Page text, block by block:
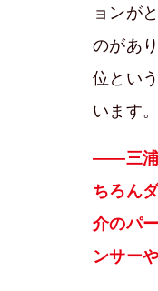
ョンが
のがあ
位とい
います
――三浦
ちろん
介のパ
ンサー